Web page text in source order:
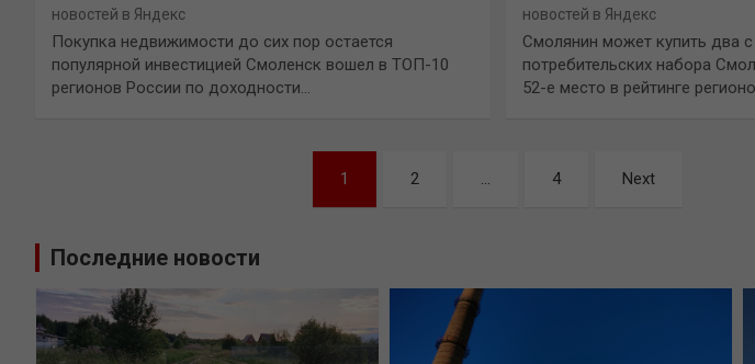
новостей в Яндекс
Покупка недвижимости до сих пор остается
популярной инвестицией Смоленск вошел в ТОП-10
регионов России по доходности…
новостей в Яндекс
Смолянин может купить два
потребительских набора
52-е место в рейтинге
записям
1 2 … 4 Next
Последние новости